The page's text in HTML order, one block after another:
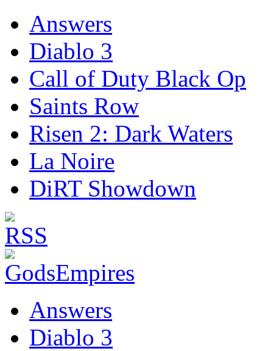
Answers
Diablo 3
Call of Duty Black Op
Saints Row
Risen 2: Dark Waters
La Noire
DiRT Showdown
Answers
Diablo 3